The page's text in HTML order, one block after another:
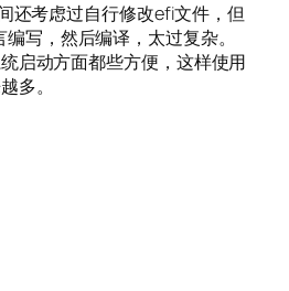
还考虑过自行修改efi文件，但
写，然后编译，太过复杂。
启动方面都些方便，这样使用
多。